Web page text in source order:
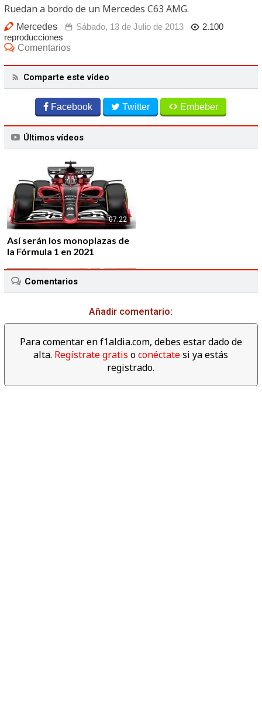
Ruedan a bordo de un Mercedes C63 AMG.
Mercedes Sábado, 13 de Julio de 2013
2.100
reproducciones
Comentarios
Comparte este vídeo
Facebook Twitter Embeber
Últimos vídeos
07:22
Así serán los monoplazas de
la Fórmula 1 en 2021
Alfa Romeo vuelve a la F1 de
la mano de Sauber F1 Team
Comentarios
Añadir comentario:
Para comentar en f1aldia.com, debes estar dado de
alta. Regístrate gratis oconéctatesi ya estás
registrado.